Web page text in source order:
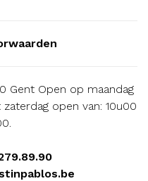
Gent Open op maandag
open van: 10u00